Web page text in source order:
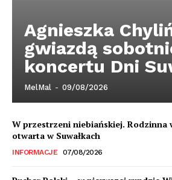
Agnieszka
gwiazdą
koncertu Dni
MelMal - 09/08/2026
W przestrzeni niebiańskiej. Rodzinna
otwarta w Suwałkach
INFORMACJE 07/08/2026